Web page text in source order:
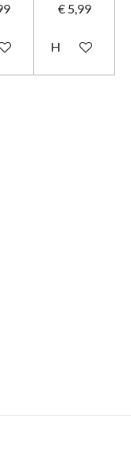
mij op de hoogte
€ 5,99
Houd mij op